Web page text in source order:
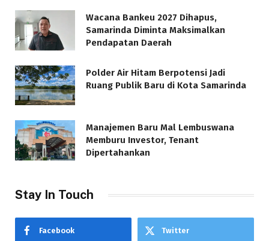
Wacana Bankeu 2027 Dihapus,
Samarinda Diminta Maksimalkan
Pendapatan Daerah
Polder Air Hitam Berpotensi Jadi
Ruang Publik Baru di Kota Samarinda
Manajemen Baru Mal Lembuswana
Memburu Investor, Tenant
Dipertahankan
Stay In Touch
Facebook Twitter